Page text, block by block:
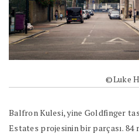
©Luke
Balfron Kulesi, yine Goldfinger
Estates projesinin bir parçası. 84